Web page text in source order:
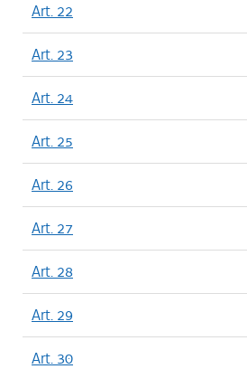
Art. 22
Art. 23
Art. 24
Art. 25
Art. 26
Art. 27
Art. 28
Art. 29
Art. 30